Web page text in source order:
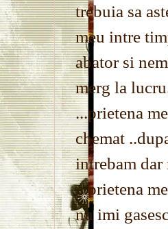
trebuia sa
meu intre
abator si
merg la
...prietena
chemat
intrebam dar
...prietena
nu imi